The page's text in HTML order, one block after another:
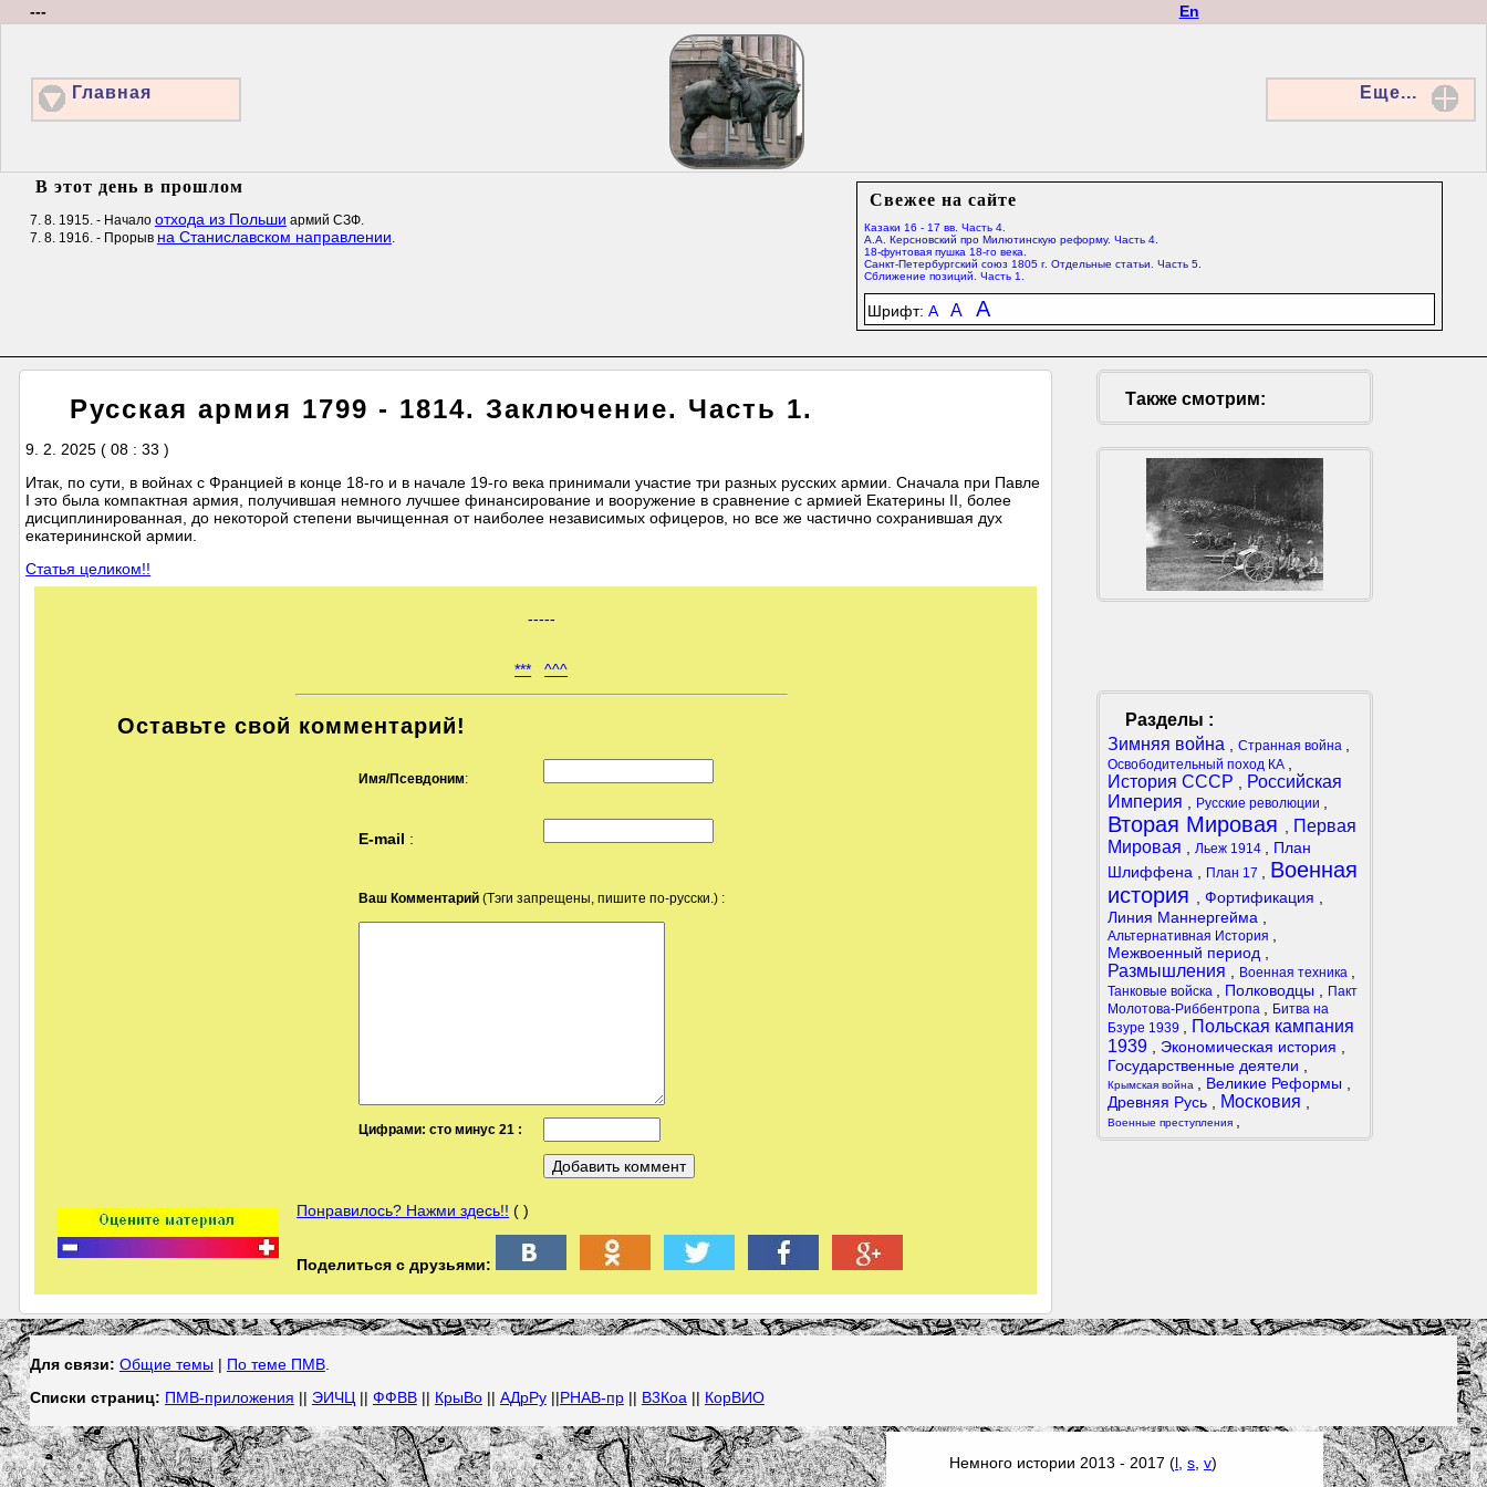
En
---
Главная Еще...
Свежее на сайте
Казаки 16 - 17 вв. Часть 4.
А.А. Керсновский про Милютинскую реформу. Часть 4.
18-фунтовая пушка 18-го века.
Санкт-Петербургский союз 1805 г. Отдельные статьи. Часть 5.
Сближение позиций. Часть 1.
Шрифт:A A A
В этот день в прошлом
7. 8. 1915. - Начало отхода из Польши армий СЗФ.
7. 8. 1916. - Прорыв на Станиславском направлении.
Русская армия 1799 - 1814. Заключение. Часть 1.
9. 2. 2025 ( 08 : 33 )
Итак, по сути, в войнах с Францией в конце 18-го и в начале 19-го века принимали участие три разных русских армии. Сначала при Павле
I это была компактная армия, получившая немного лучшее финансирование и вооружение в сравнение с армией Екатерины II, более
дисциплинированная, до некоторой степени вычищенная от наиболее независимых офицеров, но все же частично сохранившая дух
екатерининской армии.
Статья целиком!!
-----
*** ^^^
Оставьте свой комментарий!
Имя/Псевдоним:
E-mail :
Ваш Комментарий(Тэги запрещены, пишите по-русски.) :
Цифрами: сто минус 21 :
Понравилось? Нажми здесь!! ( )
Поделиться с друзьями:
Также смотрим:
Разделы :
Зимняя война
Странная война
Освободительный поход КА
История СССР
Российская
Империя
Русские революции
Вторая Мировая
Первая
Мировая
Льеж 1914
План
Шлиффена
План 17
Военная
история
Фортификация
Линия Маннергейма
Альтернативная История
Межвоенный период
Размышления Военная техника
Танковые войска Полководцы
Пакт
Молотова-Риббентропа
Битва на
Бзуре 1939
Польская кампания
1939
Экономическая история
Государственные деятели
Крымская война Великие Реформы
Древняя Русь
Московия
Военные преступления
Для связи: Общие темы | По теме ПМВ.
Списки страниц: ПМВ-приложения || ЭИЧЦ || ФФВВ|| КрыВо|| АДрРу||РНАВ-пр|| В3Коа || КорВИО
Немного истории 2013 - 2017 (l ,s ,v)